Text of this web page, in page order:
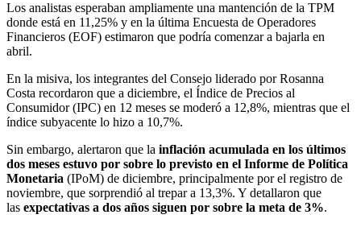
Los analistas esperaban ampliamente una mantención de la TPM
donde está en 11,25% y en la última Encuesta de Operadores
Financieros (EOF) estimaron que podría comenzar a bajarla en
abril.
En la misiva, los integrantes del Consejo liderado por Rosanna
Costa recordaron que a diciembre, el Índice de Precios al
Consumidor (IPC) en 12 meses se moderó a 12,8%, mientras que el
índice subyacente lo hizo a 10,7%.
Sin embargo, alertaron que la inflación acumulada en los últimos
dos meses estuvo por sobre lo previsto en el Informe de Política
Monetaria (IPoM) de diciembre, principalmente por el registro de
noviembre, que sorprendió al trepar a 13,3%. Y detallaron que
las expectativas a dos años siguen por sobre la meta de 3%.